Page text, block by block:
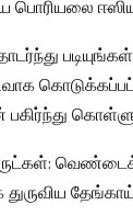
துருவிய